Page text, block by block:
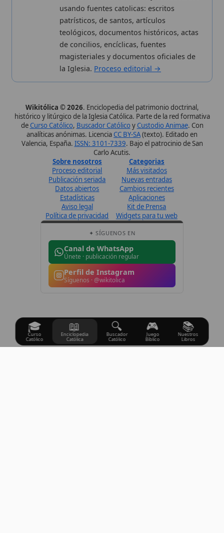
Aviso legal
Política de privacidad
Kit de Prensa
Widgets para tu web
✦ SÍGUENOS EN
Canal de WhatsApp
Únete · publicación regular
Perfil de Instagram